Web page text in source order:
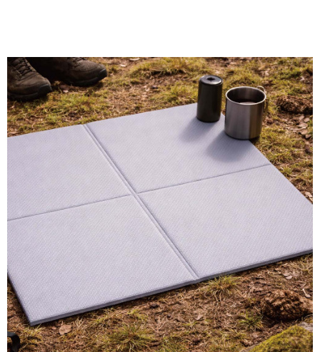
權轉讓予恩沛科技股份有限公司。
２．關於個人資料處理事宜，請瀏覽以下網址：
https://aftee.tw/terms/#terms3
３．未成年的使用者請事先徵得法定代理人或監護人之同意方可使用
「AFTEE先享後付」，若未經同意申辦者引起之損失，本公司不負相關責
任。
４．使用「AFTEE先享後付」時，將依據個別帳號之用戶狀況，依本公司即
時審查核予不同之上限額度；若仍有額度不足之情形，本公司將視審查結果
請求用戶進行身份認證。
５．嚴禁一人註冊多個帳號或使用他人資訊註冊。若發現惡意使用之情形，
恩沛科技股份有限公司將有權停止該用戶之使用額度並採取法律行動。